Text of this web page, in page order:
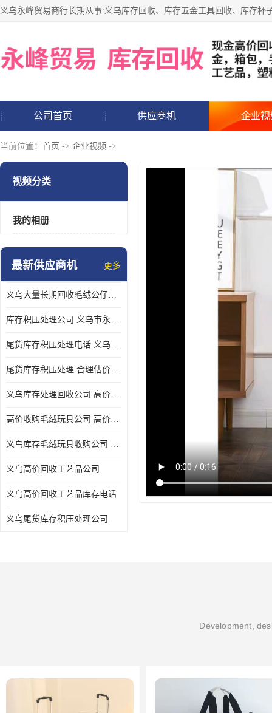
公司首页 供应商机 企业视
当前位置： 首页 -> 企业视频 ->
视频分类
我的相册
最新供应商机 更多
义乌大量长期回收毛绒公仔公司 高价回收库存积压 高价回收 欢迎电话咨询
库存积压处理公司 义乌市永峰贸易商行
尾货库存积压处理电话 义乌市永峰贸易商行
尾货库存积压处理 合理估价 量大量小均可
义乌库存处理回收公司 高价回收库存积压 大量尾货回收
高价收购毛绒玩具公司 高价回收库存积压 回收库存 二手勿扰
义乌库存毛绒玩具收购公司 高价回收库存积压 义乌市永峰贸易商行
义乌高价回收工艺品公司
义乌高价回收工艺品库存电话
义乌尾货库存积压处理公司
Development,